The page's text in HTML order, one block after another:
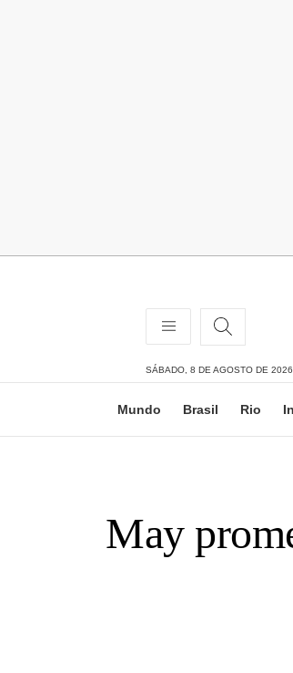
SÁBADO, 8 DE AGOSTO DE 2026
Mundo Brasil Rio
May